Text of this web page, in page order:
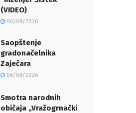
(VIDEO)
06/08/2026
Saopštenje
gradonačelnika
Zaječara
06/08/2026
Smotra narodnih
običaja „Vražogrnački